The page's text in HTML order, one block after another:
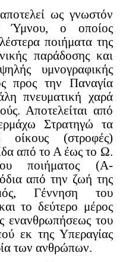
ως γνωστόν
Ύμνου, ο οποίος
ποιήματα της
παράδοσης και
υμνογραφικής
προς την Παναγία
πνευματική χαρά
Αποτελείται από
Στρατηγώ τα
(στροφές)
από το Α έως το Ω.
ποιήματος (Α-
από την ζωή της
Γέννηση του
το δεύτερο μέρος
ενανθρωπήσεως του
εκ της Υπεραγίας
των ανθρώπων.